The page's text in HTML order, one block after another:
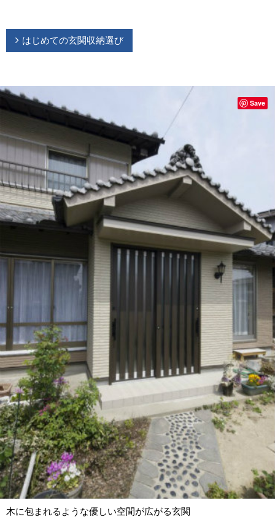
はじめての玄関収納選び
木に包まれるような優しい空間が広がる玄関
Save